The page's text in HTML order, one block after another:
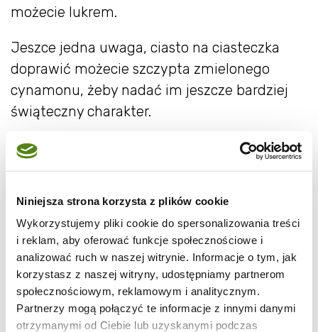
Niniejsza strona korzysta z plików cookie
Wykorzystujemy pliki cookie do spersonalizowania treści
i reklam, aby oferować funkcje społecznościowe i
analizować ruch w naszej witrynie. Informacje o tym, jak
korzystasz z naszej witryny, udostępniamy partnerom
społecznościowym, reklamowym i analitycznym.
Partnerzy mogą połączyć te informacje z innymi danymi
otrzymanymi od Ciebie lub uzyskanymi podczas
możecie lukrem.
Jeszce jedna uwaga, ciasto na ciasteczka
doprawić możecie szczypta zmielonego
cynamonu, żeby nadać im jeszcze bardziej
świąteczny charakter.
Z podanych proporcji upieczecie ok. 15
ciasteczek.